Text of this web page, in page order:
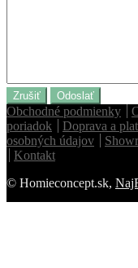
Zrušiť Odoslať
Obchodné podmienky
poriadok
Doprava a
osobných údajov
Kontakt
© Homieconcept.sk,